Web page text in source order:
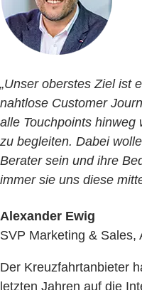
„Unser oberstes Ziel ist
nahtlose Customer
alle Touchpoints hinweg
zu begleiten. Dabei
Berater sein und ihre
immer sie uns diese
Alexander Ewig
SVP Marketing & Sales,
Der Kreuzfahrtanbieter
letzten Jahren auf die